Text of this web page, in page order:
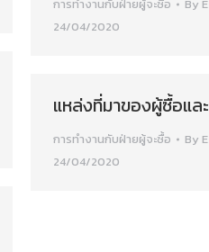
การทำงานกับฝ่ายผู้จะซื้อ By
24/04/2020
แหล่งที่มาของผู้ซื้อแล
การทำงานกับฝ่ายผู้จะซื้อ By
24/04/2020